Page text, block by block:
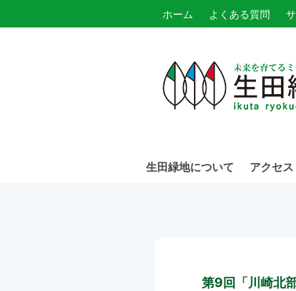
ホーム よくある質問
生田緑地について アクセス
第9回「川崎北